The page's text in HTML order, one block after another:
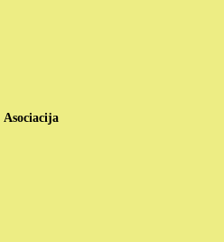
Asociacija